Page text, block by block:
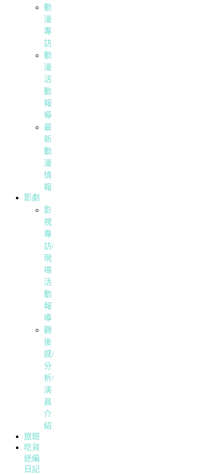
動
漫
專
訪
動
漫
活
動
報
導
最
新
動
漫
情
報
影劇
影
視
專
訪/
現
場
活
動
報
導
觀
後
感/
分
析/
演
員
介
紹
旅遊
吃貨
迷編
日記